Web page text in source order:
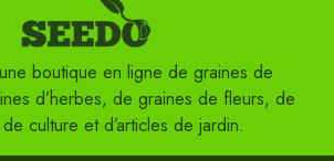
boutique en ligne de graines de
d’herbes, de graines de fleurs, de
culture et d’articles de jardin.